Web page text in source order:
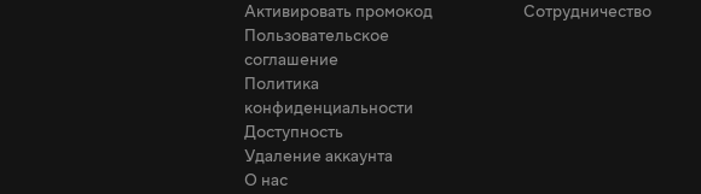
Активировать промокод
Пользовательское
соглашение
Политика
конфиденциальности
Доступность
Удаление аккаунта
О нас
Сотрудничество